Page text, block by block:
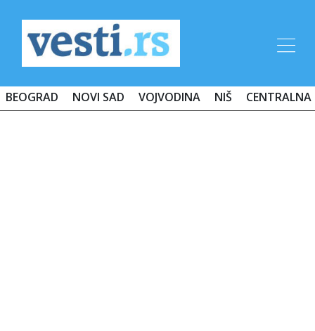
BEOGRAD NOVI SAD VOJVODINA NIŠ CENTRALNA